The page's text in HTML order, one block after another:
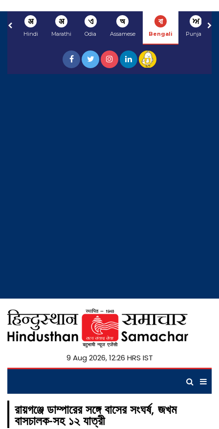
अ
Hindi
अ
Marathi
ଏ
Odia
অ
Assamese
বা
Bengali
ਅ
Punjabi
9 Aug 2026, 12:26 HRS IST
রায়গঞ্জে ডাম্পারের সঙ্গে বাসের সংঘর্ষ, জখম
বাসচালক-সহ ১২ যাত্রী